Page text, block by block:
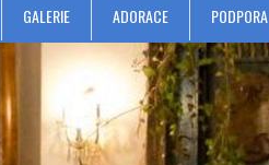
GALERIE ADORACE PODPORA